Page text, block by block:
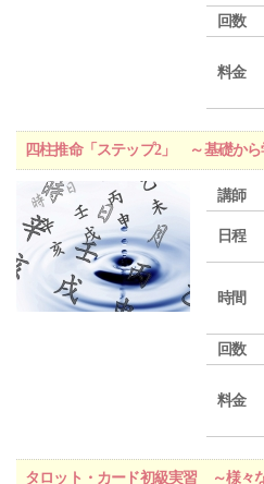
回数
料金
四柱推命「ステップ2」 ～基礎か
講師
日程
時間
回数
料金
タロット・カード初級実習 ～様々